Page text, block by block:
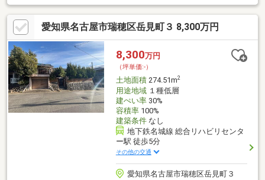
8.3mで接道・建築条件付宅地販売ではありません・お好きなハウ
スメーカー・工務店で建築可能・周辺状況などを考慮したプラン
ニングが可能▼周辺環境・スーパー「ヤマダイ瑞穂店」徒歩5分
(約350m)・セブンイレブン名古屋瑞穂通5丁目店 徒歩5分(約
390m)・瑞穂小学校 徒歩2分(約130m)・津賀田中学校 徒歩3分(約
180m)
愛知県名古屋市瑞穂区岳見町３ 8,300万円
8,300万円
（坪単価:-）
土地面積274.51m2
用途地域１種低層
建ぺい率30%
容積率100%
建築条件なし
地下鉄名城線 総合リハビリセンタ
ー駅 徒歩5分
その他の交通
愛知県名古屋市瑞穂区岳見町３